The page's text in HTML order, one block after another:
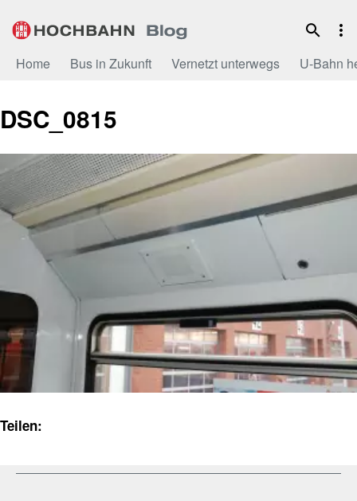
Inhalt
Home Bus in Zukunft Vernetzt unterwegs U-Bahn
DSC_0815
Teilen: